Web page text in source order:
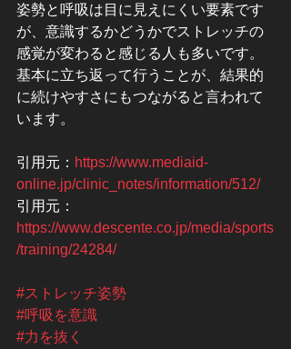
姿勢と呼吸は目に見えにくい要素です
が、意識するかどうかでストレッチの
感覚が変わると感じる人も多いです。
基本に立ち返って行うことが、結果的
に続けやすさにもつながると言われて
います。
引用元： https://www.mediaid-
online.jp/clinic_notes/information/512/
引用元：
https://www.descente.co.jp/media/sports
/training/24284/
#ストレッチ姿勢
#呼吸を意識
#力を抜く